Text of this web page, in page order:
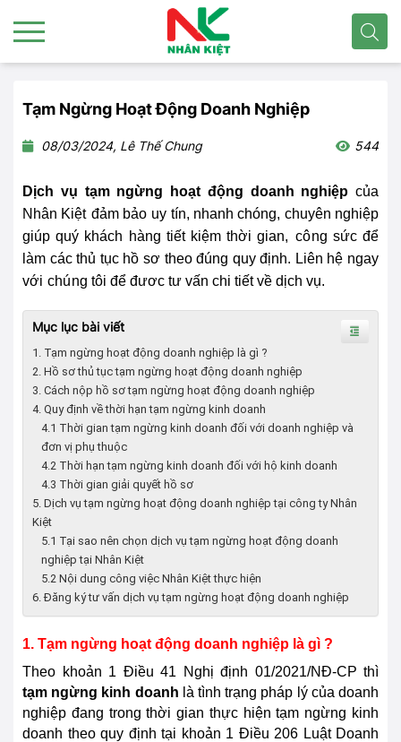
Tạm Ngừng Hoạt Động Doanh Nghiệp
08/03/2024, Lê Thế Chung 544
Dịch vụ tạm ngừng hoạt động doanh nghiệp của
Nhân Kiệt đảm bảo uy tín, nhanh chóng, chuyên nghiệp
giúp quý khách hàng tiết kiệm thời gian, công sức để
làm các thủ tục hồ sơ theo đúng quy định. Liên hệ ngay
với chúng tôi để đươc tư vấn chi tiết về dịch vụ.
Mục lục bài viết
1. Tạm ngừng hoạt động doanh nghiệp là gì ?
2. Hồ sơ thủ tục tạm ngừng hoạt động doanh nghiệp
3. Cách nộp hồ sơ tạm ngừng hoạt động doanh nghiệp
4. Quy định về thời hạn tạm ngừng kinh doanh
4.1 Thời gian tạm ngừng kinh doanh đối với doanh nghiệp và
đơn vị phụ thuộc
4.2 Thời hạn tạm ngừng kinh doanh đối với hộ kinh doanh
4.3 Thời gian giải quyết hồ sơ
5. Dịch vụ tạm ngừng hoạt động doanh nghiệp tại công ty Nhân
Kiệt
5.1 Tại sao nên chọn dịch vụ tạm ngừng hoạt động doanh
nghiệp tại Nhân Kiệt
5.2 Nội dung công việc Nhân Kiệt thực hiện
6. Đăng ký tư vấn dịch vụ tạm ngừng hoạt động doanh nghiệp
1. Tạm ngừng hoạt động doanh nghiệp là gì ?
Theo khoản 1 Điều 41 Nghị định 01/2021/NĐ-CP thì
tạm ngừng kinh doanh là tình trạng pháp lý của doanh
nghiệp đang trong thời gian thực hiện tạm ngừng kinh
doanh theo quy định tại khoản 1 Điều 206 Luật Doanh